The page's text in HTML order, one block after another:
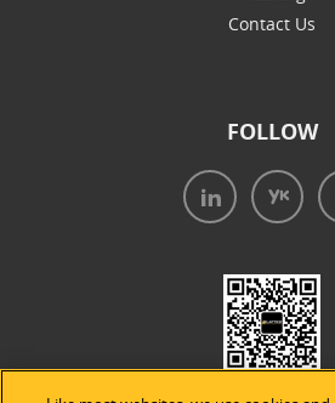
Contact Us
FOLLOW